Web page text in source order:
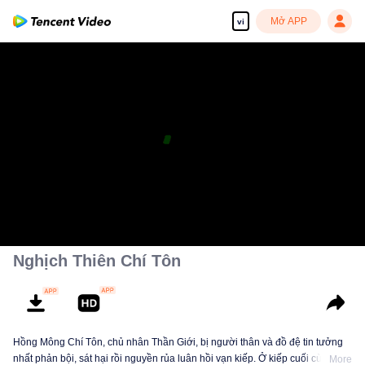
vi Mở APP
Nghịch Thiên Chí Tôn
Hồng Mông Chí Tôn, chủ nhân Thần Giới, bị người thân và đồ đệ tin tưởng
nhất phản bội, sát hại rồi nguyền rủa luân hồi vạn kiếp. Ở kiếp cuối cùng,More